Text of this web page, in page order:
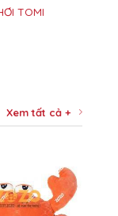
TOMI
Xem tất cả +